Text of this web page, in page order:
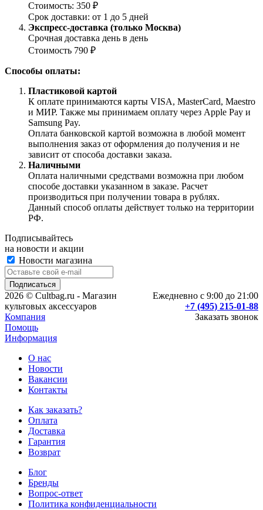
Стоимость: 350 ₽
Срок доставки: от 1 до 5 дней
Экспресс-доставка (только Москва)
Срочная доставка день в день
Стоимость 790 ₽
Способы оплаты:
Пластиковой картой
К оплате принимаются карты VISA, MasterCard, Maestro
и МИР. Также мы принимаем оплату через Apple Pay и
Samsung Pay.
Оплата банковской картой возможна в любой момент
выполнения заказ от оформления до получения и не
зависит от способа доставки заказа.
Наличными
Оплата наличными средствами возможна при любом
способе доставки указанном в заказе. Расчет
производиться при получении товара в рублях.
Данный способ оплаты действует только на территории
РФ.
Подписывайтесь
на новости и акции
Новости магазина
Ежедневно с 9:00 до 21:00
+7 (495) 215-01-88
Заказать звонок
2026 © Cultbag.ru - Магазин
культовых аксессуаров
Компания
Помощь
Информация
О нас
Новости
Вакансии
Контакты
Как заказать?
Оплата
Доставка
Гарантия
Возврат
Блог
Бренды
Вопрос-ответ
Политика конфиденциальности